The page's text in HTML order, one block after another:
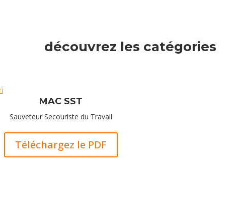
découvrez les catégories
MAC SST
Sauveteur Secouriste du Travail
Téléchargez le PDF